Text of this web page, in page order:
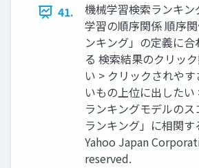
41.
機械学習検索ランキ
学習の順序関係 順序
ンキング」の定義に
る 検索結果のクリッ
い > クリックされや
いもの上位に出したい
ランキングモデルの
ランキング」に相関
Yahoo Japan
reserved.